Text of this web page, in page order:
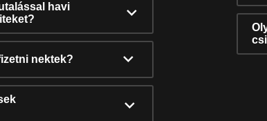
havi
nektek?